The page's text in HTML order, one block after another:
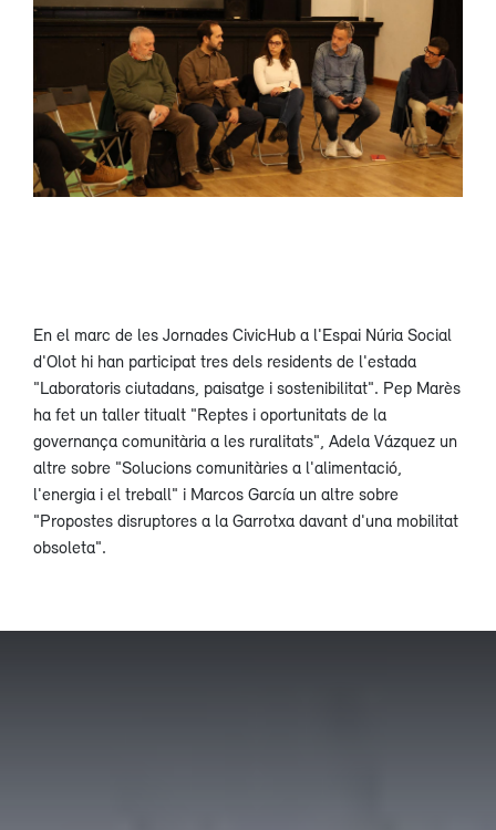
En el marc de les Jornades CivicHub a l'Espai Núria Social
d'Olot hi han participat tres dels residents de l'estada
"Laboratoris ciutadans, paisatge i sostenibilitat". Pep Marès
ha fet un taller titualt "Reptes i oportunitats de la
governança comunitària a les ruralitats", Adela Vázquez un
altre sobre "Solucions comunitàries a l'alimentació,
l'energia i el treball" i Marcos García un altre sobre
"Propostes disruptores a la Garrotxa davant d'una mobilitat
obsoleta".